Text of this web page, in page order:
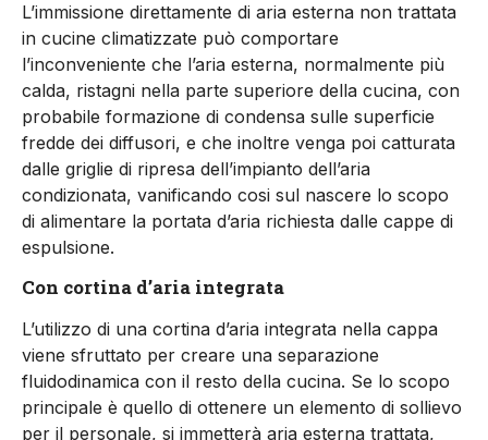
L’immissione direttamente di aria esterna non trattata
in cucine climatizzate può comportare
l’inconveniente che l’aria esterna, normalmente più
calda, ristagni nella parte superiore della cucina, con
probabile formazione di condensa sulle superficie
fredde dei diffusori, e che inoltre venga poi catturata
dalle griglie di ripresa dell’impianto dell’aria
condizionata, vanificando cosi sul nascere lo scopo
di alimentare la portata d’aria richiesta dalle cappe di
espulsione.
Con cortina d’aria integrata
L’utilizzo di una cortina d’aria integrata nella cappa
viene sfruttato per creare una separazione
fluidodinamica con il resto della cucina. Se lo scopo
principale è quello di ottenere un elemento di sollievo
per il personale, si immetterà aria esterna trattata,